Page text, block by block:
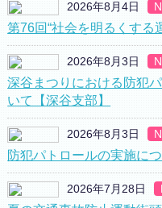
2026年8月4日
第76回“社会を明るくする
2026年8月3日
深谷まつりにおける防犯
いて【深谷支部】
2026年8月3日
防犯パトロールの実施に
2026年7月28日